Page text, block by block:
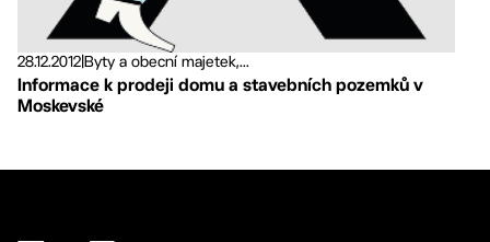
28.12.2012Byty a obecní majetek,...
Informace k prodeji domu a stavebních pozemků v
Moskevské